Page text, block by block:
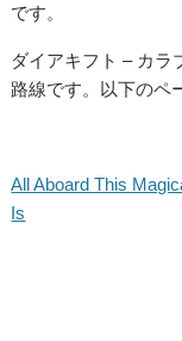
です。
ダイアキフト – カラ
路線です。以下のペ
All Aboard This
Is